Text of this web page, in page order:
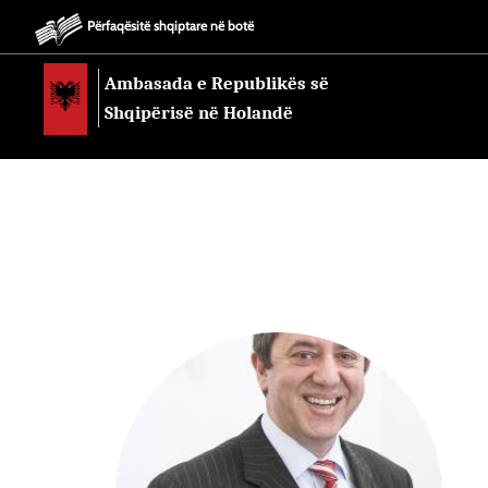
Përfaqësitë shqiptare në botë
Ambasada e Republikës së
Shqipërisë në Holandë